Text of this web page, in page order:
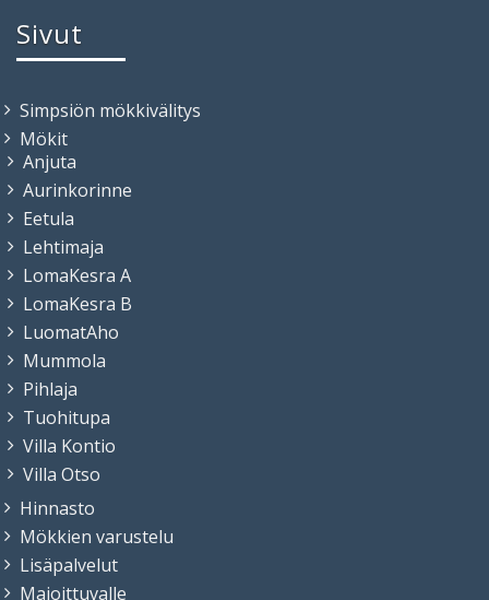
Sivut
Simpsiön mökkivälitys
Mökit
Anjuta
Aurinkorinne
Eetula
Lehtimaja
LomaKesra A
LomaKesra B
LuomatAho
Mummola
Pihlaja
Tuohitupa
Villa Kontio
Villa Otso
Hinnasto
Mökkien varustelu
Lisäpalvelut
Majoittuvalle